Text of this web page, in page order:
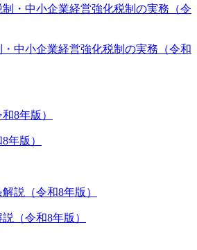
中小企業経営強化税制の実務（令和
年版）
（令和8年版）